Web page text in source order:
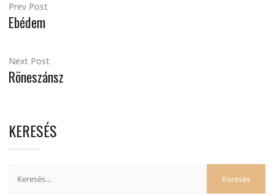
Prev Post
Ebédem
Next Post
Röneszánsz
KERESÉS